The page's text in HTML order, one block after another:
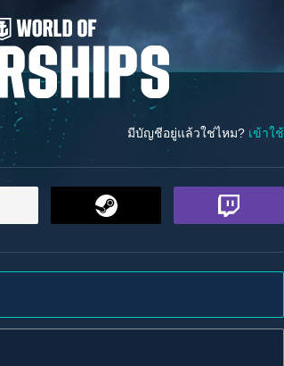
มีบัญชีอยู่แล้วใช่ไหม? เข้าใช้